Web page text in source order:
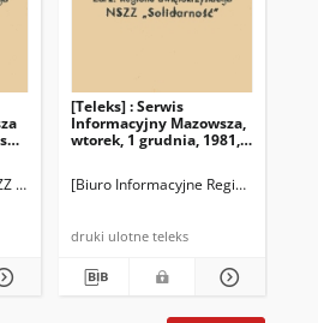
"Solidarność" Region Mazowsze
[Teleks] : Serwis
Informacyjny Mazowsza,
wtorek, 1 grudnia, 1981,
[Biuro Informacyjne Regionu
druki ulotne teleks